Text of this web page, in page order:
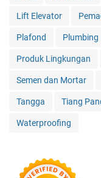
Lift Elevator
Plafond Plumbing
Produk Lingkungan
Semen dan Mortar
Tangga Tiang
Waterproofing